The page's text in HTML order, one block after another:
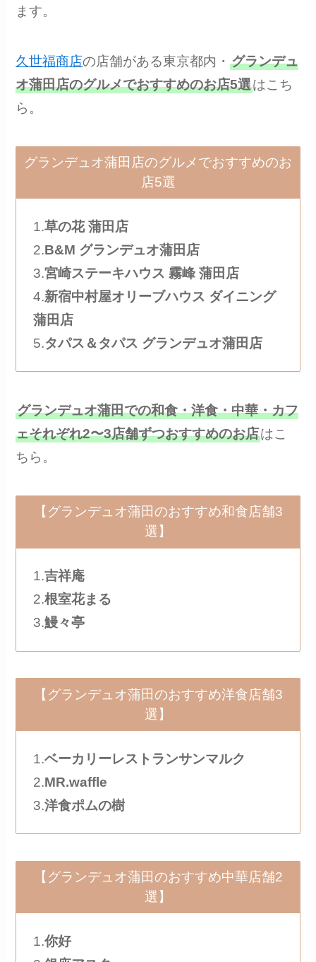
ます。
久世福商店の店舗がある東京都内・グランデュ
オ蒲田店のグルメでおすすめのお店5選はこち
ら。
グランデュオ蒲田店のグルメでおすすめのお
店5選
1.草の花 蒲田店
2.B&M グランデュオ蒲田店
3.宮崎ステーキハウス 霧峰 蒲田店
4.新宿中村屋オリーブハウス ダイニング
蒲田店
5.タパス＆タパス グランデュオ蒲田店
グランデュオ蒲田での和食・洋食・中華・カフ
ェそれぞれ2〜3店舗ずつおすすめのお店はこ
ちら。
【グランデュオ蒲田のおすすめ和食店舗3
選】
1.吉祥庵
2.根室花まる
3.鰻々亭
【グランデュオ蒲田のおすすめ洋食店舗3
選】
1.ベーカリーレストランサンマルク
2.MR.waffle
3.洋食ポムの樹
【グランデュオ蒲田のおすすめ中華店舗2
選】
1.你好